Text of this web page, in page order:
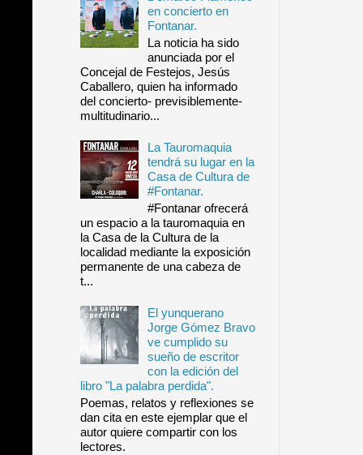
en concierto en
Fontanar.
La noticia ha sido
anunciada por el
Concejal de Festejos, Jesús
Caballero, quien ha informado
del concierto- previsiblemente-
multitudinario...
La Tauromaquia
tendrá su lugar en la
Casa de Cultura de
#Fontanar.
#Fontanar ofrecerá
un espacio a la tauromaquia en
la Casa de la Cultura de la
localidad mediante la exposición
permanente de una cabeza de
t...
El yunquerano
Jorge Gómez Bravo
ve cumplido su
sueño de escritor
con la edición del
libro "La palabra perdida".
Poemas, relatos y reflexiones se
dan cita en este ejemplar que el
autor quiere compartir con los
lectores.